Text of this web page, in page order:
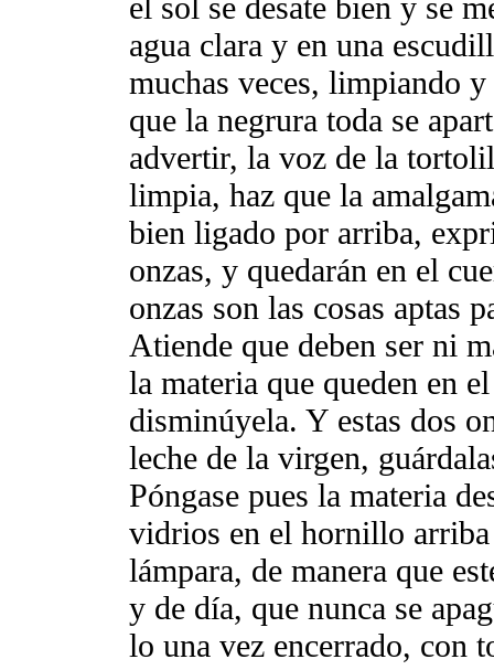
agua clara y en una
muchas veces, limpiando
que la negrura toda se
advertir, la voz de la
limpia, haz que la
bien ligado por arriba,
onzas, y quedarán en el
onzas son las cosas aptas
Atiende que deben ser ni
la materia que queden en
disminúyela. Y estas dos
leche de la virgen,
Póngase pues la materia
vidrios en el hornillo
lámpara, de manera que
y de día, que nunca se
lo una vez encerrado, con